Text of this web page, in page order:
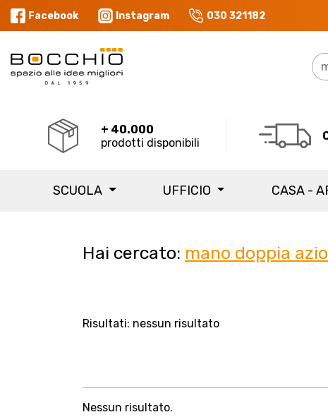
Facebook Instagram 030 321182
+ 40.000
prodotti disponibili
SCUOLA UFFICIO CASA -
Hai cercato: mano doppia
Risultati: nessun risultato
Nessun risultato.